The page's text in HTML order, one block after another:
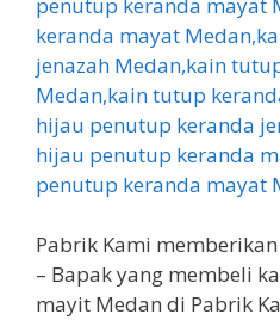
Pabrik Kami
– Bapak yang membeli
mayit Medan di Pabrik